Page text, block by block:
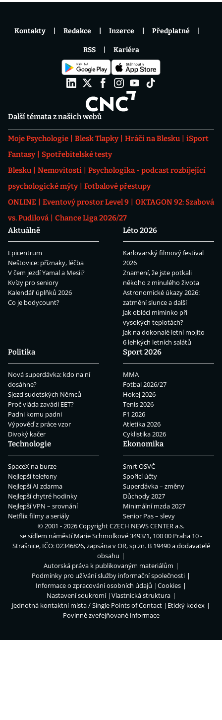
Další témata z našich webů
Moje Psychologie Blesk Tlapky Hráči na Blesku
iSport
Fantasy
Spotřebitelské testy
Blesku
Nemovitosti
Psychologika - podcast rozbíjející
psychologické mýty
Fotbalové přestupy
ONLINE
Eventový prostor Level 9
OKTAGON 92: Szabová
vs. Pudilová
Chance Liga 2026/27
Aktuálně
Epicentrum
Neštovice: příznaky, léčba
V čem jezdí Yamal a Mesii?
Kvízy pro seniory
Kalendář úplňků 2026
Co je bodycount?
Léto 2026
Karlovarský filmový festival
2026
Znamení, že jste potkali
někoho z minulého života
Astronomické úkazy 2026:
zatmění slunce a další
Jak obléci miminko při
vysokých teplotách?
Jak na dokonalé letní mojito
6 lehkých letních salátů
Politika
Nová superdávka: kdo na ní
dosáhne?
Sjezd sudetských Němců
Proč vláda zavádí EET?
Padni komu padni
Výpověď z práce vzor
Divoký kačer
Sport 2026
MMA
Fotbal 2026/27
Hokej 2026
Tenis 2026
F1 2026
Atletika 2026
Cyklistika 2026
Technologie
SpaceX na burze
Nejlepší telefony
Nejlepší AI zdarma
Nejlepší chytré hodinky
Nejlepší VPN – srovnání
Netflix filmy a seriály
Ekonomika
Smrt OSVČ
Spořicí účty
Superdávka – změny
Důchody 2027
Minimální mzda 2027
Senior Pas – slevy
Kontakty Redakce Inzerce Předplatné
RSS Kariéra
© 2001 - 2026 CopyrightCZECH NEWS CENTER a.s.
se sídlem náměstí Marie Schmolkové 3493/1, 100 00 Praha 10 -
Strašnice, IČO: 02346826, zapsána v OR, sp.zn. B 19490 a dodavatelé
obsahu
Autorská práva k publikovaným materiálům
Podmínky pro užívání služby informační společnosti
Informace o zpracování osobních údajů
Cookies
Nastavení soukromí
Vlastnická struktura
Jednotná kontaktní místa / Single Points of Contact
Etický kodex
Povinně zveřejňované informace